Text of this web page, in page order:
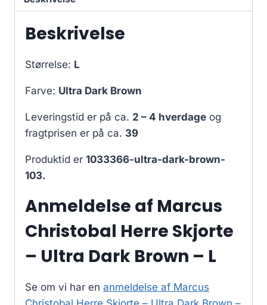
Beskrivelse
Størrelse: L
Farve: Ultra Dark Brown
Leveringstid er på ca. 2 – 4 hverdage og
fragtprisen er på ca. 39
Produktid er 1033366-ultra-dark-brown-
103.
Anmeldelse af Marcus
Christobal Herre Skjorte
– Ultra Dark Brown – L
Se om vi har en anmeldelse af Marcus